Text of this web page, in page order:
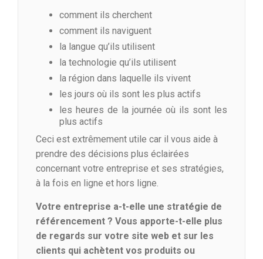
comment ils cherchent
comment ils naviguent
la langue qu’ils utilisent
la technologie qu’ils utilisent
la région dans laquelle ils vivent
les jours où ils sont les plus actifs
les heures de la journée où ils sont les
plus actifs
Ceci est extrêmement utile car il vous aide à
prendre des décisions plus éclairées
concernant votre entreprise et ses stratégies,
à la fois en ligne et hors ligne.
Votre entreprise a-t-elle une stratégie de
référencement ? Vous apporte-t-elle plus
de regards sur votre site web et sur les
clients qui achètent vos produits ou